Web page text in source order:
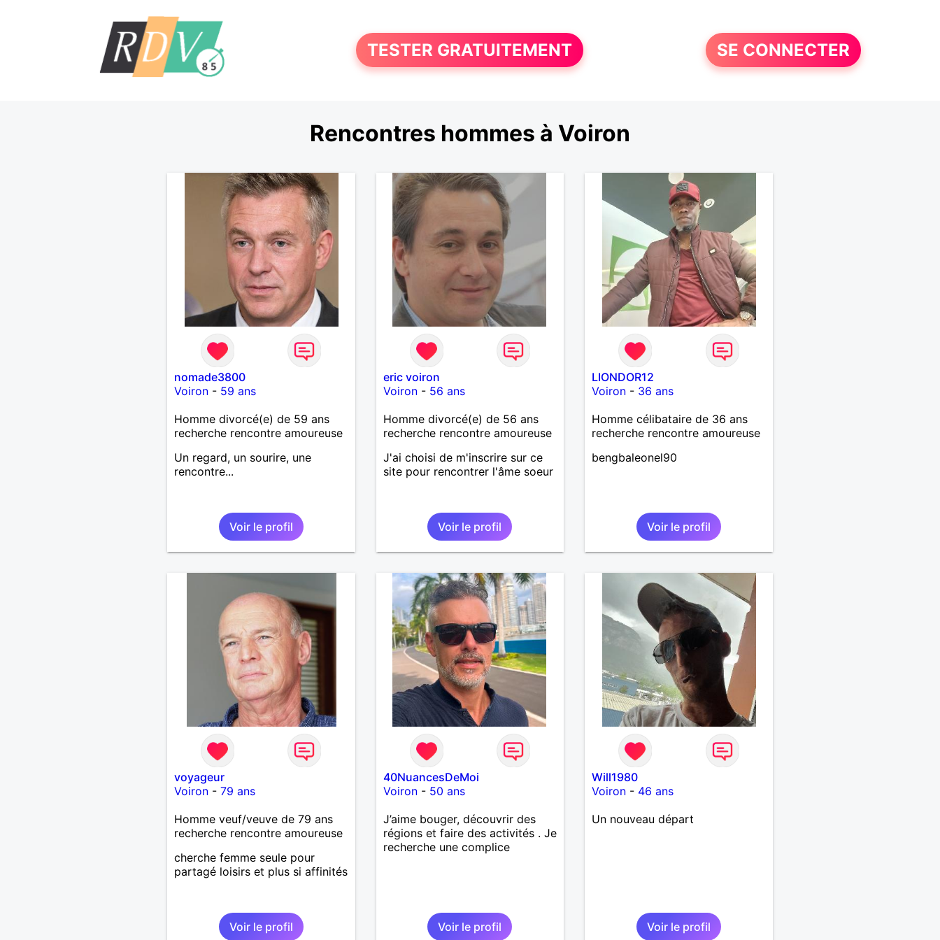
TESTER GRATUITEMENT SE CONNECTER
Rencontres hommes à Voiron
nomade3800
Voiron- 59 ans
Homme divorcé(e) de 59 ans
recherche rencontre amoureuse
Un regard, un sourire, une
rencontre...
Voir le profil
eric voiron
Voiron- 56 ans
Homme divorcé(e) de 56 ans
recherche rencontre amoureuse
J'ai choisi de m'inscrire sur ce
site pour rencontrer l'âme soeur
Voir le profil
LIONDOR12
Voiron - 36 ans
Homme célibataire de 36 ans
recherche rencontre amoureuse
bengbaleonel90
Voir le profil
voyageur
Voiron- 79 ans
Homme veuf/veuve de 79 ans
recherche rencontre amoureuse
cherche femme seule pour
partagé loisirs et plus si affinités
Voir le profil
40NuancesDeMoi
Voiron- 50 ans
J’aime bouger, découvrir des
régions et faire des activités . Je
recherche une complice
Voir le profil
Will1980
Voiron - 46 ans
Un nouveau départ
Voir le profil